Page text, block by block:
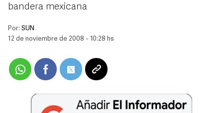
bandera mexicana
Por: SUN
12 de noviembre de 2008 - 10:28 hs